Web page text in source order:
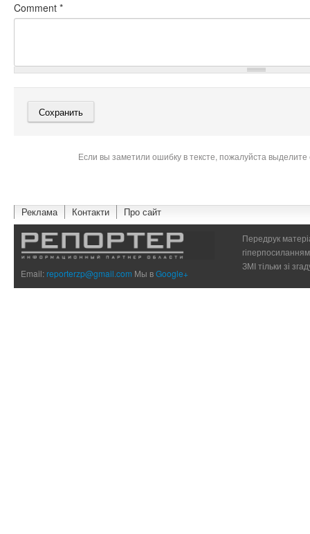
Comment *
Если вы заметили ошибку в тексте, пожалуйста
Реклама Контакти Про сайт
Email:reporterzp@gmail.com Мы вGoogle+
Передрук
ЗМІ тільки зі